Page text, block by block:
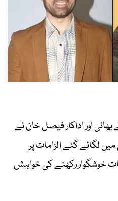
بھائی اور اداکار فیصل خان نے
لگائے گئے الزامات پر
خوشگوار رکھنے کی خواہش